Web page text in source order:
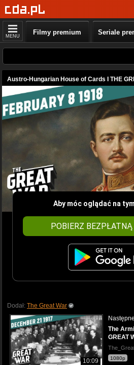
MENU Filmy premium Seriale
Austro-Hungarian House of Cards I THE
Aby móc oglądać na
POBIERZ
Dodał: The Great War
10:09
The
GREAT
1080p